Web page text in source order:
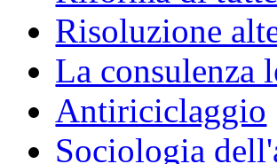
Risoluzione
La consulenza
Antiriciclaggio
Sociologia